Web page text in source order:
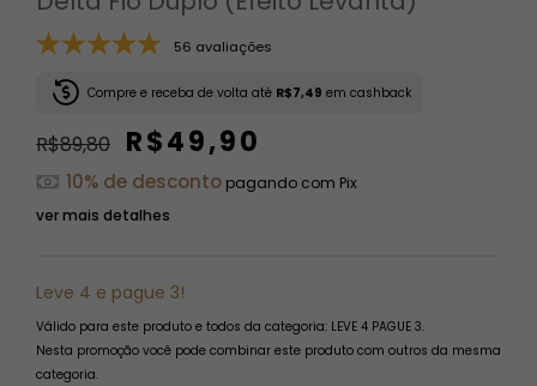
56 avaliações
Compre e receba de volta até R$7,49 em cashback
R$89,80 R$49,90
10% de desconto pagando com Pix
ver mais detalhes
Leve 4 e pague 3!
Válido para este produto e todos da categoria: LEVE 4 PAGUE 3.
Nesta promoção você pode combinar este produto com outros da mesma
categoria.